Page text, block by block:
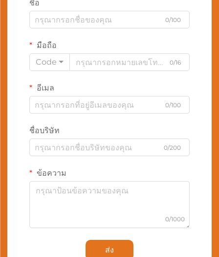
ชื่อ
0/100
มือถือ
Code
0/16
อีเมล
0/100
ชื่อบริษัท
0/200
ข้อความ
0/1000
ส่ง